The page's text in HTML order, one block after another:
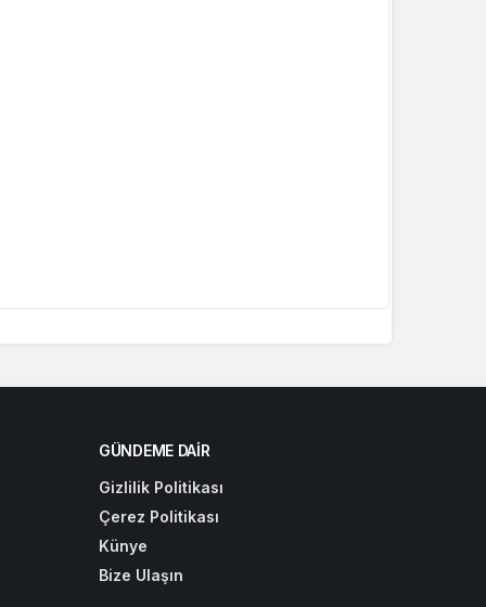
GÜNDEME DAIR
Gizlilik Politikası
Çerez Politikası
Künye
Bize Ulaşın